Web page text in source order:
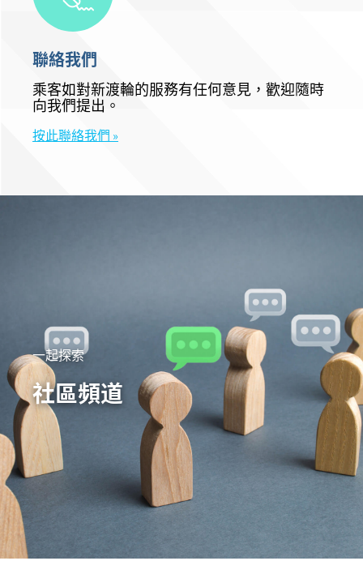
聯絡我們
乘客如對新渡輪的服務有任何意見，歡迎隨時
向我們提出。
按此聯絡我們 »
一起探索
社區頻道